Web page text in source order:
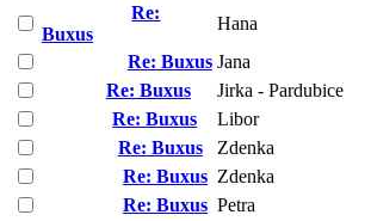
Re:
Buxus
Hana
Re: Buxus Jana
Re: Buxus
Jirka - Pardubice
Re: Buxus
Libor
Re: Buxus
Zdenka
Re: Buxus Zdenka
Re: Buxus Petra